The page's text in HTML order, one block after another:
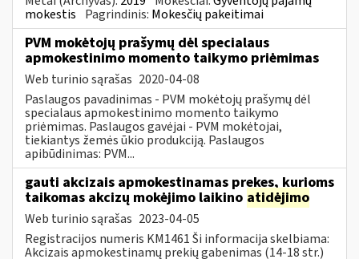
mokestis Pagrindinis: Mokesčių pakeitimai
PVM mokėtojų prašymų dėl specialaus
apmokestinimo momento taikymo priėmimas
Web turinio sąrašas 2020-04-08
Paslaugos pavadinimas - PVM mokėtojų prašymų dėl
specialaus apmokestinimo momento taikymo
priėmimas. Paslaugos gavėjai - PVM mokėtojai,
tiekiantys žemės ūkio produkciją. Paslaugos
apibūdinimas: PVM...
gauti akcizais apmokestinamas prekes, kurioms
taikomas akcizų mokėjimo laikino atidėjimo
Web turinio sąrašas 2023-04-05
Registracijos numeris KM1461 Ši informacija skelbiama:
Akcizais apmokestinamų prekių gabenimas (14-18 str.)